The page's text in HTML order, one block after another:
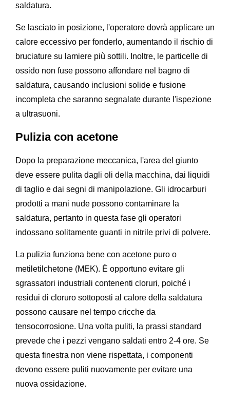
saldatura.
Se lasciato in posizione, l'operatore dovrà applicare un
calore eccessivo per fonderlo, aumentando il rischio di
bruciature su lamiere più sottili. Inoltre, le particelle di
ossido non fuse possono affondare nel bagno di
saldatura, causando inclusioni solide e fusione
incompleta che saranno segnalate durante l'ispezione
a ultrasuoni.
Pulizia con acetone
Dopo la preparazione meccanica, l'area del giunto
deve essere pulita dagli oli della macchina, dai liquidi
di taglio e dai segni di manipolazione. Gli idrocarburi
prodotti a mani nude possono contaminare la
saldatura, pertanto in questa fase gli operatori
indossano solitamente guanti in nitrile privi di polvere.
La pulizia funziona bene con acetone puro o
metiletilchetone (MEK). È opportuno evitare gli
sgrassatori industriali contenenti cloruri, poiché i
residui di cloruro sottoposti al calore della saldatura
possono causare nel tempo cricche da
tensocorrosione. Una volta puliti, la prassi standard
prevede che i pezzi vengano saldati entro 2-4 ore. Se
questa finestra non viene rispettata, i componenti
devono essere puliti nuovamente per evitare una
nuova ossidazione.